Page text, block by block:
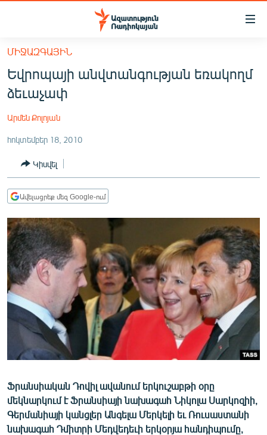
Մատչելիության
հիմնական
բովանդակությանը
Անցնել
հիմնական
մենյուին
ՀԱՅԱՍՏԱՆ
ՔԱՂԱՔԱԿԱՆ
ԸՆՏՐՈՒԹՅՈՒՆՆԵՐ 2026
ԻՐԱՎՈՒՆՔ
ՀԱՍԱՐԱԿՈՒԹՅՈՒՆ
ՏՆՏԵՍՈՒԹՅՈՒՆ
ՊԱՏԵՐԱԶՄԻ 6 ՇԱԲԱԹՆԵՐԸ
ՏԱՐԱԾԱՇՐՋԱՆ
ՄԻՋԱԶԳԱՅԻՆ
ՄՇԱԿՈՒՅԹ
ՍՊՈՐՏ
ՄԵԿՆԱԲԱՆՈՒԹՅՈՒՆ
ՏՏ ԵՒ ԻՆՏԵՐՆԵՏ
ԿՈՐՈՆԱՎԻՐՈՒՍ
ԱՐԽԻՎ
ՏԵՍԱՆՅՈՒԹԵՐ
ՄԻՋԱԶԳԱՅԻՆ
Եվրոպայի անվտանգության եռակողմ
ձեւաչափ
Արմեն Քոլոյան
հոկտեմբեր 18, 2010
Կիսվել
Ավելացրեք մեզ Google-ում
Ֆրանսիական Դովիլ ավանում երկուշաբթի օրը
մեկնարկում է Ֆրանսիայի նախագահ Նիկոլա Սարկոզիի,
Գերմանիայի կանցլեր Անգելա Մերկելի եւ Ռուսաստանի
նախագահ Դմիտրի Մեդվեդեւի երկօրյա հանդիպումը,